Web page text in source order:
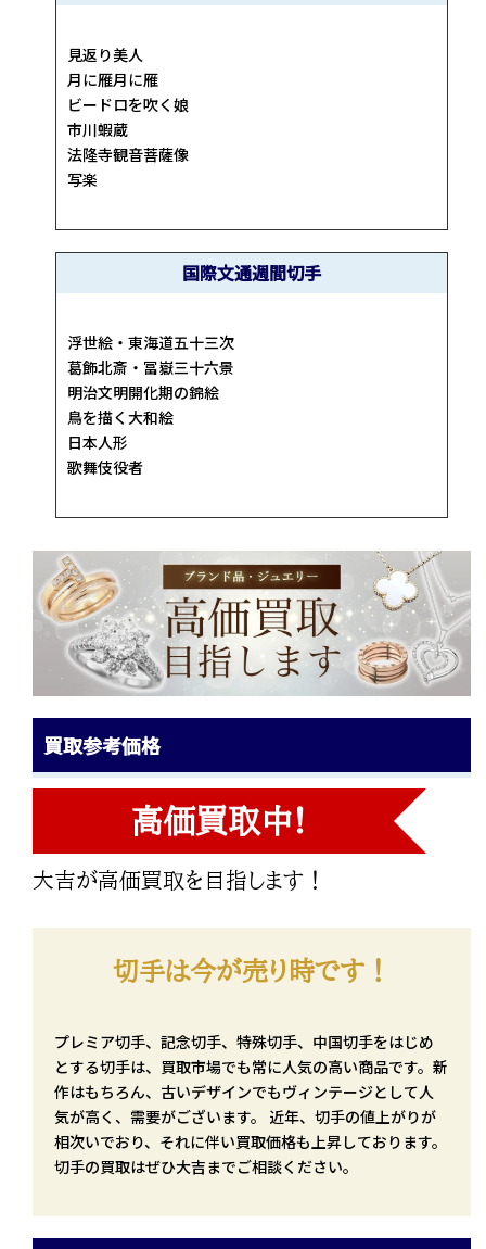
見返り美人
月に雁月に雁
ビードロを吹く娘
市川蝦蔵
法隆寺観音菩薩像
写楽
国際文通週間切手
浮世絵・東海道五十三次
葛飾北斎・冨嶽三十六景
明治文明開化期の錦絵
鳥を描く大和絵
日本人形
歌舞伎役者
買取参考価格
高価買取中!
大吉が高価買取を目指します！
切手は今が売り時です！
プレミア切手、記念切手、特殊切手、中国切手をはじめ
とする切手は、買取市場でも常に人気の高い商品です。新
作はもちろん、古いデザインでもヴィンテージとして人
気が高く、需要がございます。 近年、切手の値上がりが
相次いでおり、それに伴い買取価格も上昇しております。
切手の買取はぜひ大吉までご相談ください。